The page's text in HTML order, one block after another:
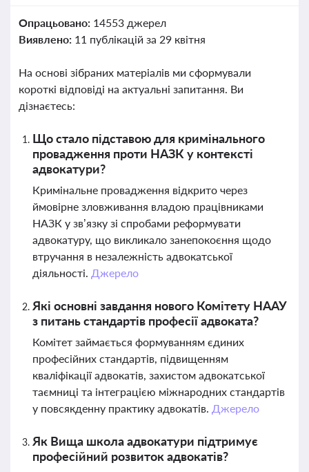
Опрацьовано: 14553 джерел
Виявлено: 11 публікацій за 29 квітня
На основі зібраних матеріалів ми сформували
короткі відповіді на актуальні запитання. Ви
дізнаєтесь:
Що стало підставою для кримінального
провадження проти НАЗК у контексті
адвокатури?
Кримінальне провадження відкрито через
ймовірне зловживання владою працівниками
НАЗК у зв’язку зі спробами реформувати
адвокатуру, що викликало занепокоєння щодо
втручання в незалежність адвокатської
діяльності. Джерело
Які основні завдання нового Комітету НААУ
з питань стандартів професії адвоката?
Комітет займається формуванням єдиних
професійних стандартів, підвищенням
кваліфікації адвокатів, захистом адвокатської
таємниці та інтеграцією міжнародних стандартів
у повсякденну практику адвокатів. Джерело
Як Вища школа адвокатури підтримує
професійний розвиток адвокатів?